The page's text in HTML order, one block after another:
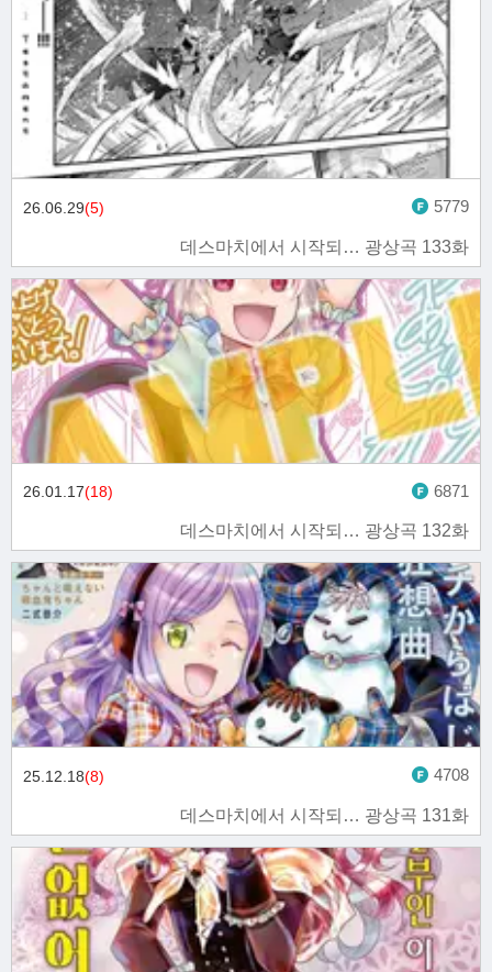
데스마치에서 시작되… 광상곡 133화
26.06.29(5) 5779
데스마치에서 시작되… 광상곡 132화
26.01.17(18) 6871
데스마치에서 시작되… 광상곡 131화
25.12.18(8) 4708